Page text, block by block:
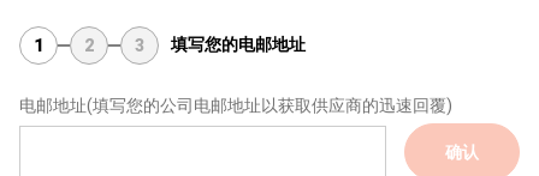
1 2 3 填写您的电邮地址
电邮地址(填写您的公司电邮地址以获取供应商的迅速回覆)
确认